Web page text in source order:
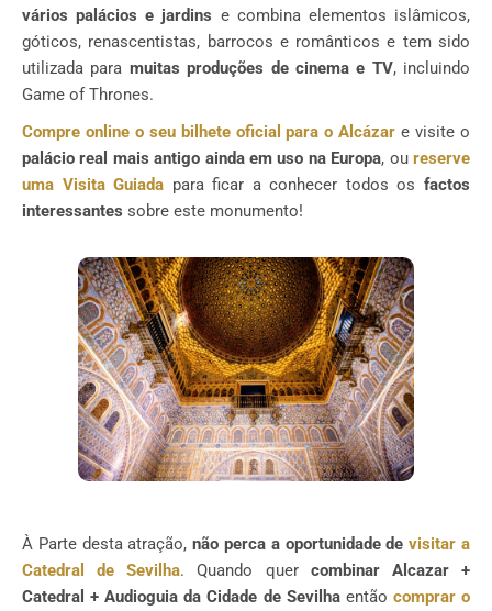
vários palácios e jardins e combina elementos islâmicos,
góticos, renascentistas, barrocos e românticos e tem sido
utilizada para muitas produções de cinema e TV, incluindo
Game of Thrones.
Compre online o seu bilhete oficial para o Alcázar e visite o
palácio real mais antigo ainda em uso na Europa, oureserve
uma Visita Guiada para ficar a conhecer todos osfactos
interessantes sobre este monumento!
À Parte desta atração,não perca a oportunidade devisitar a
Catedral de Sevilha. Quando quer combinar Alcazar +
Catedral + Audioguia da Cidade de Sevilhaentão comprar o